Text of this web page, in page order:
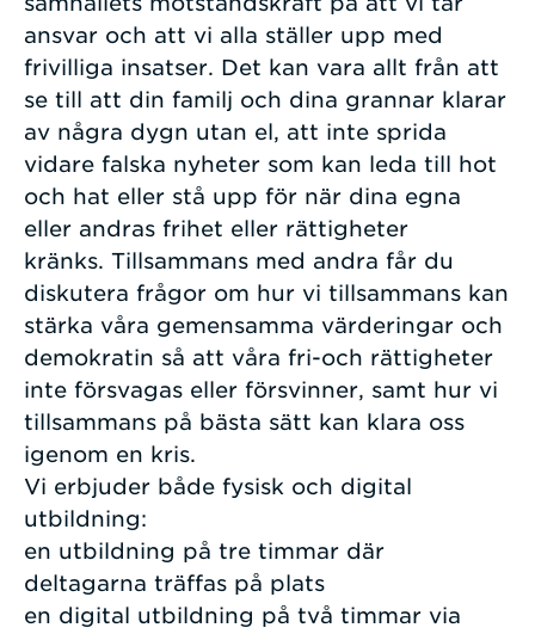
ansvar och att vi alla ställer upp med
frivilliga insatser. Det kan vara allt från att
se till att din familj och dina grannar klarar
av några dygn utan el, att inte sprida
vidare falska nyheter som kan leda till hot
och hat eller stå upp för när dina egna
eller andras frihet eller rättigheter
kränks. Tillsammans med andra får du
diskutera frågor om hur vi tillsammans kan
stärka våra gemensamma värderingar och
demokratin så att våra fri-och rättigheter
inte försvagas eller försvinner, samt hur vi
tillsammans på bästa sätt kan klara oss
igenom en kris.
Vi erbjuder både fysisk och digital
utbildning:
en utbildning på tre timmar där
deltagarna träffas på plats
en digital utbildning på två timmar via